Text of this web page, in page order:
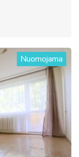
Nuomojama